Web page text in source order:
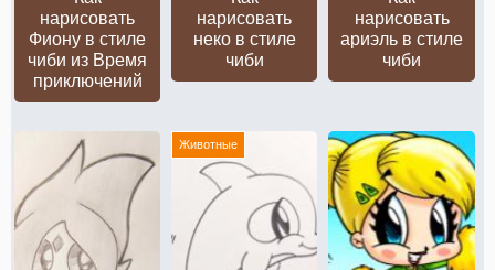
нарисовать
Фиону в стиле
чиби из Время
приключений
нарисовать
неко в стиле
чиби
нарисовать
ариэль в стиле
чиби
Животные